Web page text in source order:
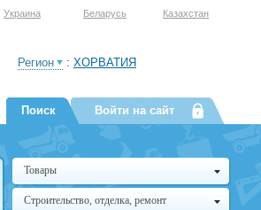
Украина Беларусь Казахстан
Регион : ХОРВАТИЯ
Поиск Войти на сайт
Товары
Строительство, отделка, ремонт